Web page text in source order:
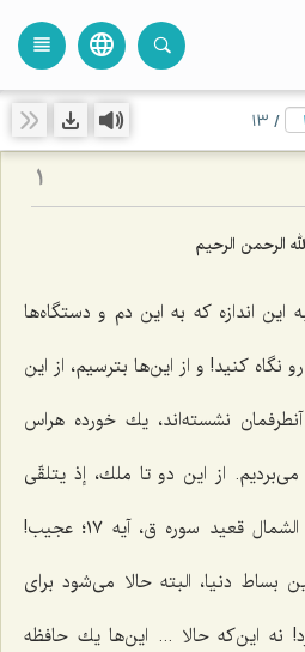
language
view_headline
/
13
1
الرحمن الرحیم
اندازه كه به این دم و دستگاه‌ها
نگاه كنید! و از این‌ها بترسیم، از این
نشسته‌اند، یك خورده هراس
از این دو تا ملك، إذ یتلقّی
قعید
سوره ق، آیه ١٧؛ عجیب!
دنیا، البته حالا می‌شود برای
نه این‌كه حالا ... این‌ها یك حافظه